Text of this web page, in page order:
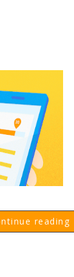
reading